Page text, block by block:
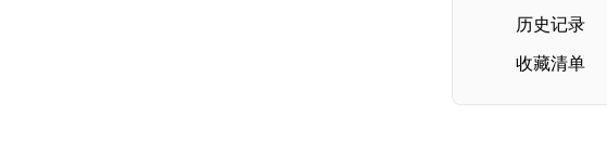
历史记录
收藏清单